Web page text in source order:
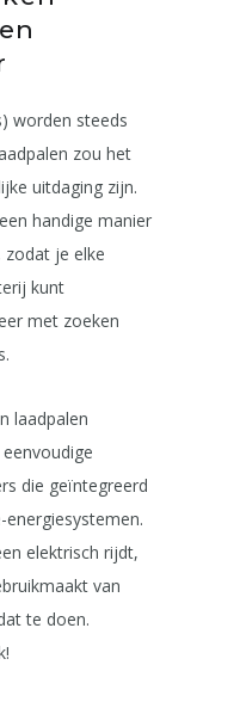
worden steeds
zou het
uitdaging zijn.
handige manier
zodat je elke
kunt
met zoeken
laadpalen
die geïntegreerd
elektrisch rijdt,
van
te doen.